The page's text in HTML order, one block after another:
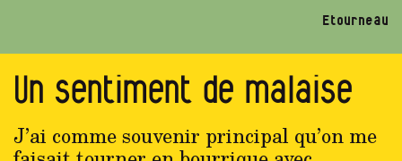
Etourneau
Un sentiment de malaise
J’ai comme souvenir principal qu’on me